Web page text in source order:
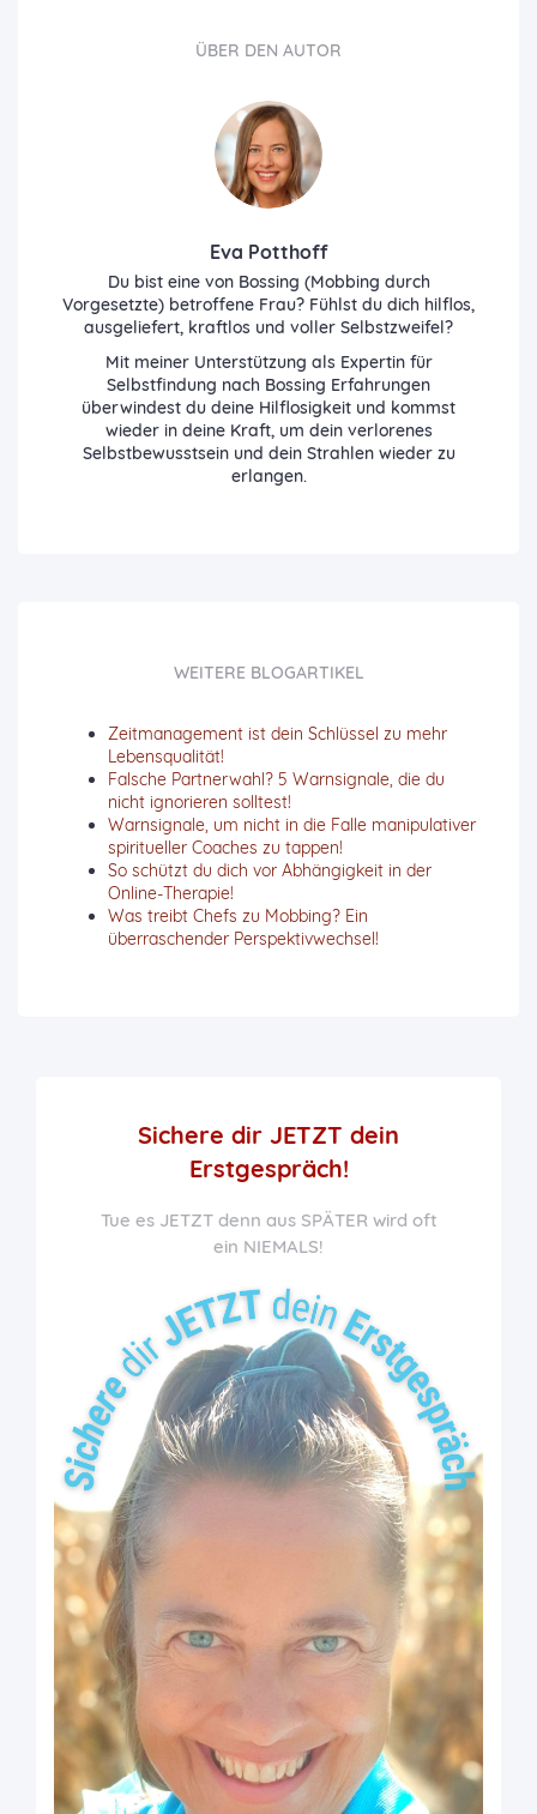
ÜBER DEN AUTOR
Eva Potthoff
Du bist eine von Bossing (Mobbing durch
Vorgesetzte) betroffene Frau? Fühlst du dich hilflos,
ausgeliefert, kraftlos und voller Selbstzweifel?
Mit meiner Unterstützung als Expertin für
Selbstfindung nach Bossing Erfahrungen
überwindest du deine Hilflosigkeit und kommst
wieder in deine Kraft, um dein verlorenes
Selbstbewusstsein und dein Strahlen wieder zu
erlangen.
WEITERE BLOGARTIKEL
Zeitmanagement ist dein Schlüssel zu mehr
Lebensqualität!
Falsche Partnerwahl? 5 Warnsignale, die du
nicht ignorieren solltest!
Warnsignale, um nicht in die Falle manipulativer
spiritueller Coaches zu tappen!
So schützt du dich vor Abhängigkeit in der
Online-Therapie!
Was treibt Chefs zu Mobbing? Ein
überraschender Perspektivwechsel!
Sichere dir JETZT dein
Erstgespräch!
Tue es JETZT denn aus SPÄTER wird oft
ein NIEMALS!